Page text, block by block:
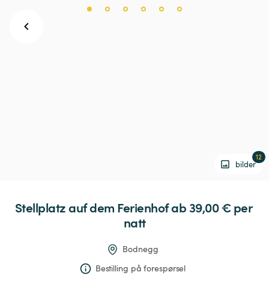
bilder
12
Stellplatzaufdem Ferienhof ab 39,00 € per
natt
Bodnegg
Bestilling på forespørsel